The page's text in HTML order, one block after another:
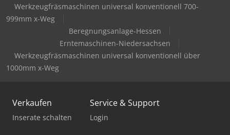
Werkzeugfräsmaschinen universal konventionell 700-
999mm x-Weg
Beregnungsanlage-Hessen
Erntemaschinen-Niedersachsen
Werkzeugfräsmaschinen universal konventionell über
1000mm x-Weg
Verkaufen
Inserate schalten
Service & Support
Login